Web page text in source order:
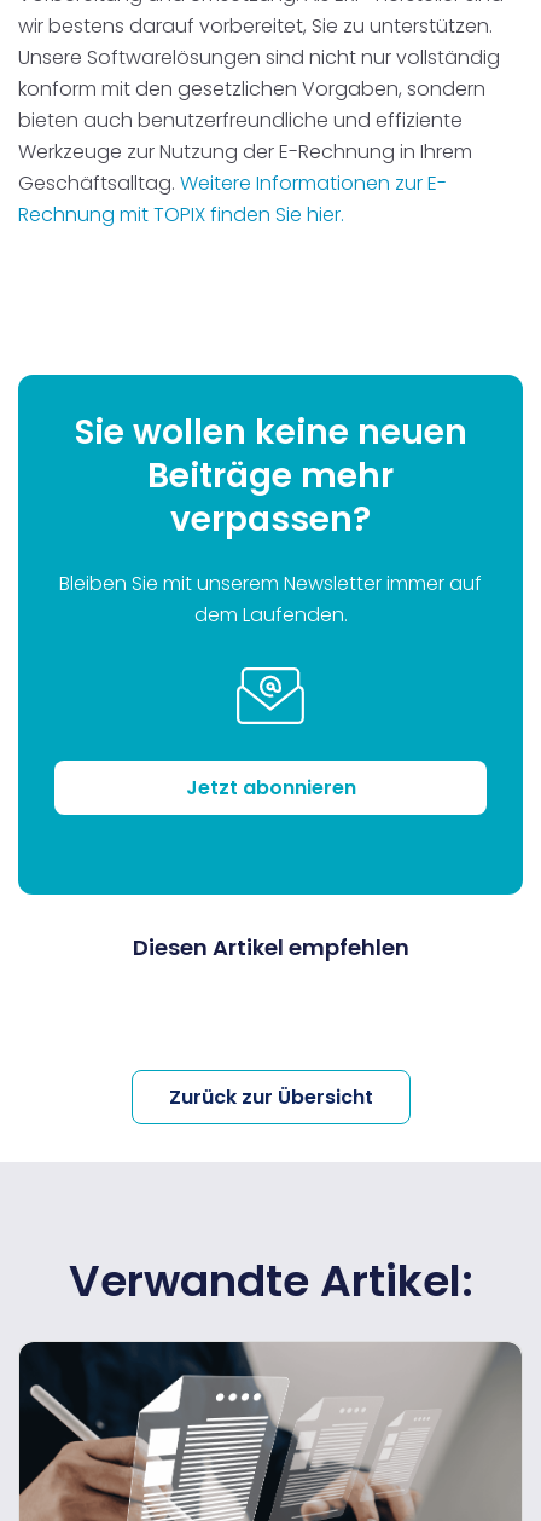
wir bestens darauf vorbereitet, Sie zu unterstützen.
Unsere Softwarelösungen sind nicht nur vollständig
konform mit den gesetzlichen Vorgaben, sondern
bieten auch benutzerfreundliche und effiziente
Werkzeuge zur Nutzung der E-Rechnung in Ihrem
Geschäftsalltag.Weitere Informationen zur E-
Rechnung mit TOPIX finden Sie hier.
Sie wollen keine neuen
Beiträge mehr
verpassen?
Bleiben Sie mit unserem Newsletter immer auf
dem Laufenden.
Jetzt abonnieren
Diesen Artikel empfehlen
Zurück zur Übersicht
Verwandte Artikel: